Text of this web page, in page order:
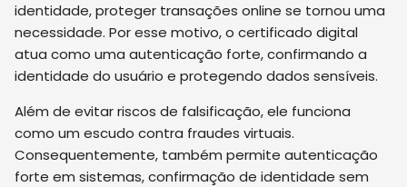
identidade, proteger transações online se tornou uma
necessidade. Por esse motivo, o certificado digital
atua como uma autenticação forte, confirmando a
identidade do usuário e protegendo dados sensíveis.
Além de evitar riscos de falsificação, ele funciona
como um escudo contra fraudes virtuais.
Consequentemente, também permite autenticação
forte em sistemas, confirmação de identidade sem